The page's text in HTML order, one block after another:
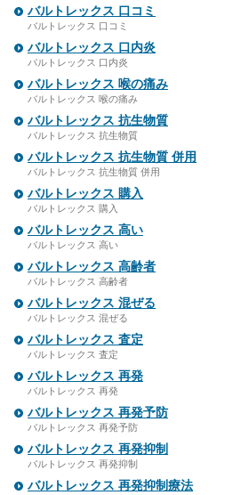
バルトレックス 口コミ
バルトレックス 口コミ
バルトレックス 口内炎
バルトレックス 口内炎
バルトレックス 喉の痛み
バルトレックス 喉の痛み
バルトレックス 抗生物質
バルトレックス 抗生物質
バルトレックス 抗生物質 併用
バルトレックス 抗生物質 併用
バルトレックス 購入
バルトレックス 購入
バルトレックス 高い
バルトレックス 高い
バルトレックス 高齢者
バルトレックス 高齢者
バルトレックス 混ぜる
バルトレックス 混ぜる
バルトレックス 査定
バルトレックス 査定
バルトレックス 再発
バルトレックス 再発
バルトレックス 再発予防
バルトレックス 再発予防
バルトレックス 再発抑制
バルトレックス 再発抑制
バルトレックス 再発抑制療法